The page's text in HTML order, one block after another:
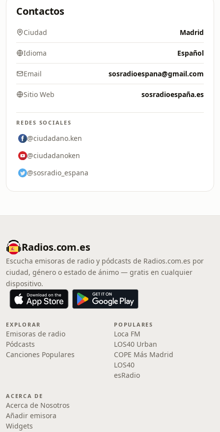
Contactos
Ciudad Madrid
Idioma Español
Email sosradioespana@gmail.com
Sitio Web sosradioespaña.es
REDES SOCIALES
@ciudadano.ken
@ciudadanoken
@sosradio_espana
Radios.com.es
Escucha emisoras de radio y pódcasts de Radios.com.es por
ciudad, género o estado de ánimo — gratis en cualquier
dispositivo.
EXPLORAR
Emisoras de radio
Pódcasts
Canciones Populares
POPULARES
Loca FM
LOS40 Urban
COPE Más Madrid
LOS40
esRadio
ACERCA DE
Acerca de Nosotros
Añadir emisora
Widgets